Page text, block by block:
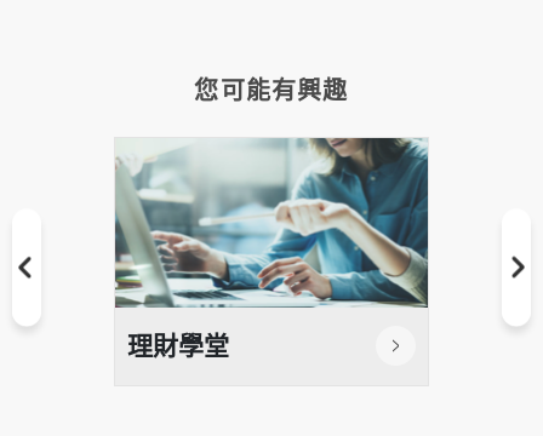
您可能有興趣
理財學堂